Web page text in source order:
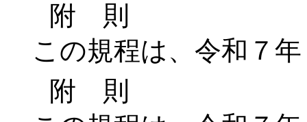
附 則
この規程は、令和７
附 則